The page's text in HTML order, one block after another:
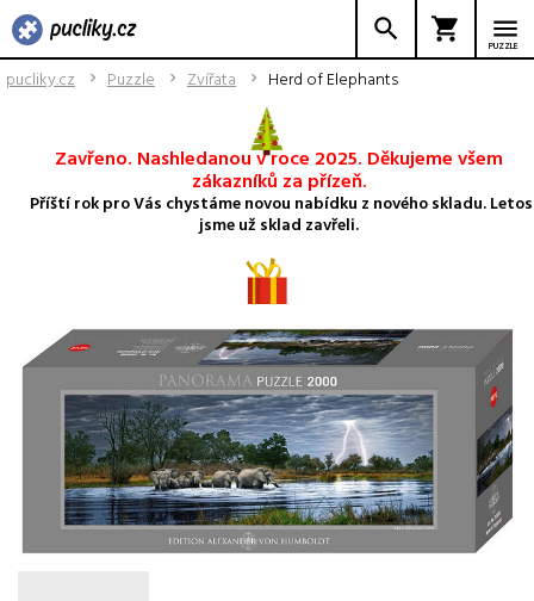
PUZZLE
pucliky.cz Puzzle Zvířata Herd of Elephants
Zavřeno. Nashledanou v roce 2025. Děkujeme všem
zákazníků za přízeň.
Příští rok pro Vás chystáme novou nabídku z nového skladu. Letos
jsme už sklad zavřeli.